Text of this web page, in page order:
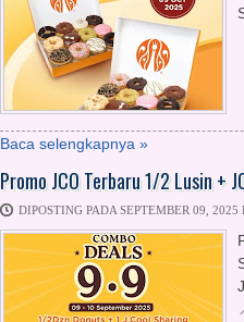
Baca selengkapnya »
Promo JCO Terbaru 1/2 Lusin +
DIPOSTING PADA SEPTEMBER 09,